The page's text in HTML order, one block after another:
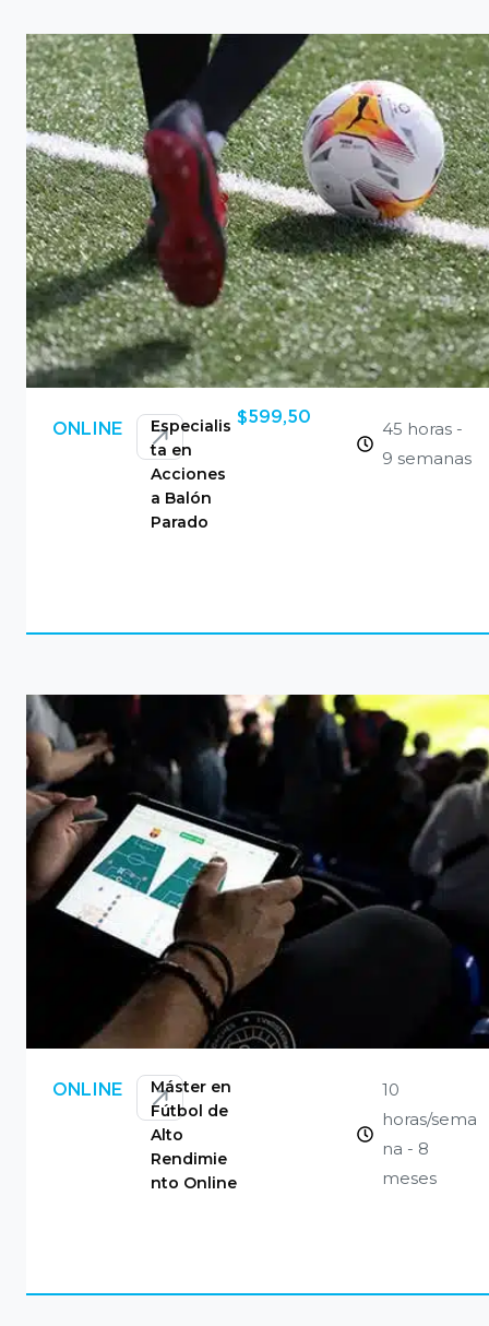
ONLINE
Especialis
ta en
Acciones
a Balón
Parado
$599,50
45 horas -
9 semanas
ONLINE
Máster en
Fútbol de
Alto
Rendimie
nto Online
10
horas/sema
na - 8
meses